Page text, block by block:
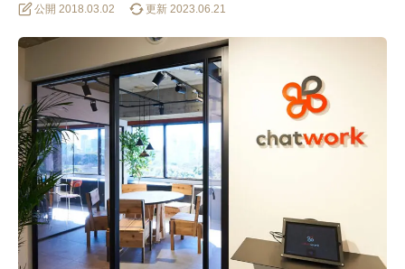
#レイアウト #オフィス移転
#キャリア #ノウハウ #内装 #おしゃれオフィス #メリット
#こだわりオフィス #コスト #コミュニケーション
#フリーアドレス #ブランディング
公開 2018.03.02 更新 2023.06.21